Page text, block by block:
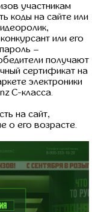
участникам
коды на сайте или
или его
–
получают
сертификат на
электроники
C-класса.
на сайт,
о его возрасте.